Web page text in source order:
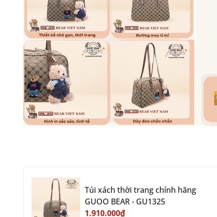
Túi xách thời trang chính hãng
GUOO BEAR - GU1325
1.910.000₫